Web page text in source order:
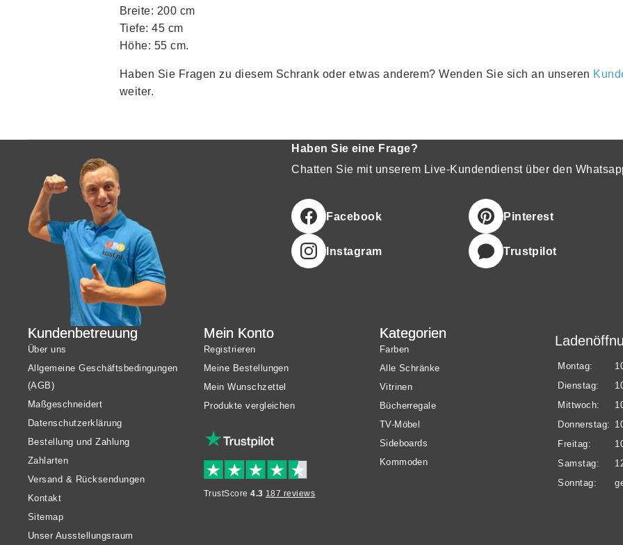
Breite: 200 cm
Tiefe: 45 cm
Höhe: 55 cm.
Haben Sie Fragen zu diesem Schrank oder etwas anderem? Wenden Sie sich an unseren
weiter.
Haben Sie eine Frage?
Chatten Sie mit unserem Live-Kundendienst über den
Facebook Pinterest
Instagram Trustpilot
Kundenbetreuung
Über uns
Allgemeine Geschäftsbedingungen
(AGB)
Maßgeschneidert
Datenschutzerklärung
Bestellung und Zahlung
Zahlarten
Versand & Rücksendungen
Kontakt
Sitemap
Unser Ausstellungsraum
Mein Konto
Registrieren
Meine Bestellungen
Mein Wunschzettel
Produkte vergleichen
TrustScore4.3 187 reviews
Kategorien
Farben
Alle Schränke
Vitrinen
Bücherregale
TV-Möbel
Sideboards
Kommoden
Montag:
Dienstag:
Mittwoch:
Donnerstag:
Freitag:
Samstag:
Sonntag: